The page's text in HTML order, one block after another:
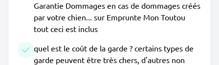
Garantie Dommages en cas de dommages créés
par votre chien... sur Emprunte Mon Toutou
tout ceci est inclus
quel est le coût de la garde ? certains types de
garde peuvent être très chers, d'autres non